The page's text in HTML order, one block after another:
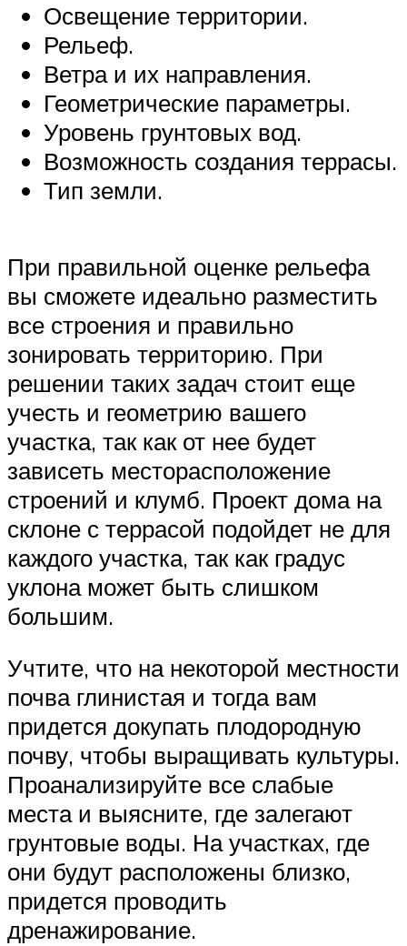
Освещение территории.
Рельеф.
Ветра и их направления.
Геометрические параметры.
Уровень грунтовых вод.
Возможность создания террасы.
Тип земли.
При правильной оценке рельефа
вы сможете идеально разместить
все строения и правильно
зонировать территорию. При
решении таких задач стоит еще
учесть и геометрию вашего
участка, так как от нее будет
зависеть месторасположение
строений и клумб. Проект дома на
склоне с террасой подойдет не для
каждого участка, так как градус
уклона может быть слишком
большим.
Учтите, что на некоторой местности
почва глинистая и тогда вам
придется докупать плодородную
почву, чтобы выращивать культуры.
Проанализируйте все слабые
места и выясните, где залегают
грунтовые воды. На участках, где
они будут расположены близко,
придется проводить
дренажирование.